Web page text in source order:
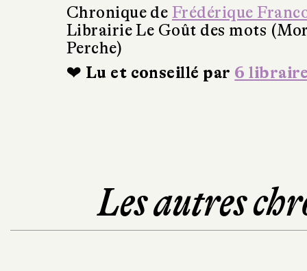
Chronique de Frédérique
Librairie Le Goût des mots
Perche)
❤ Lu et conseillé par 6
Les autres